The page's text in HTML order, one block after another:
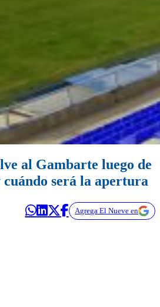
al Gambarte luego de
cuándo será la apertura
Agrega El Nueve en